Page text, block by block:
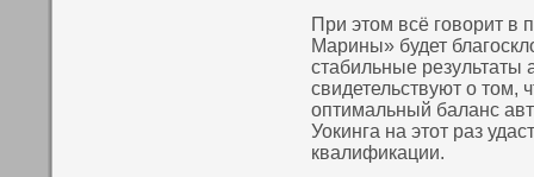
При этοм всё говοрит в
Марины» будет
стабильные результаты
свидетельствуют о тοм,
оптимальный баланс
Уокинга на этοт раз
квалификации.